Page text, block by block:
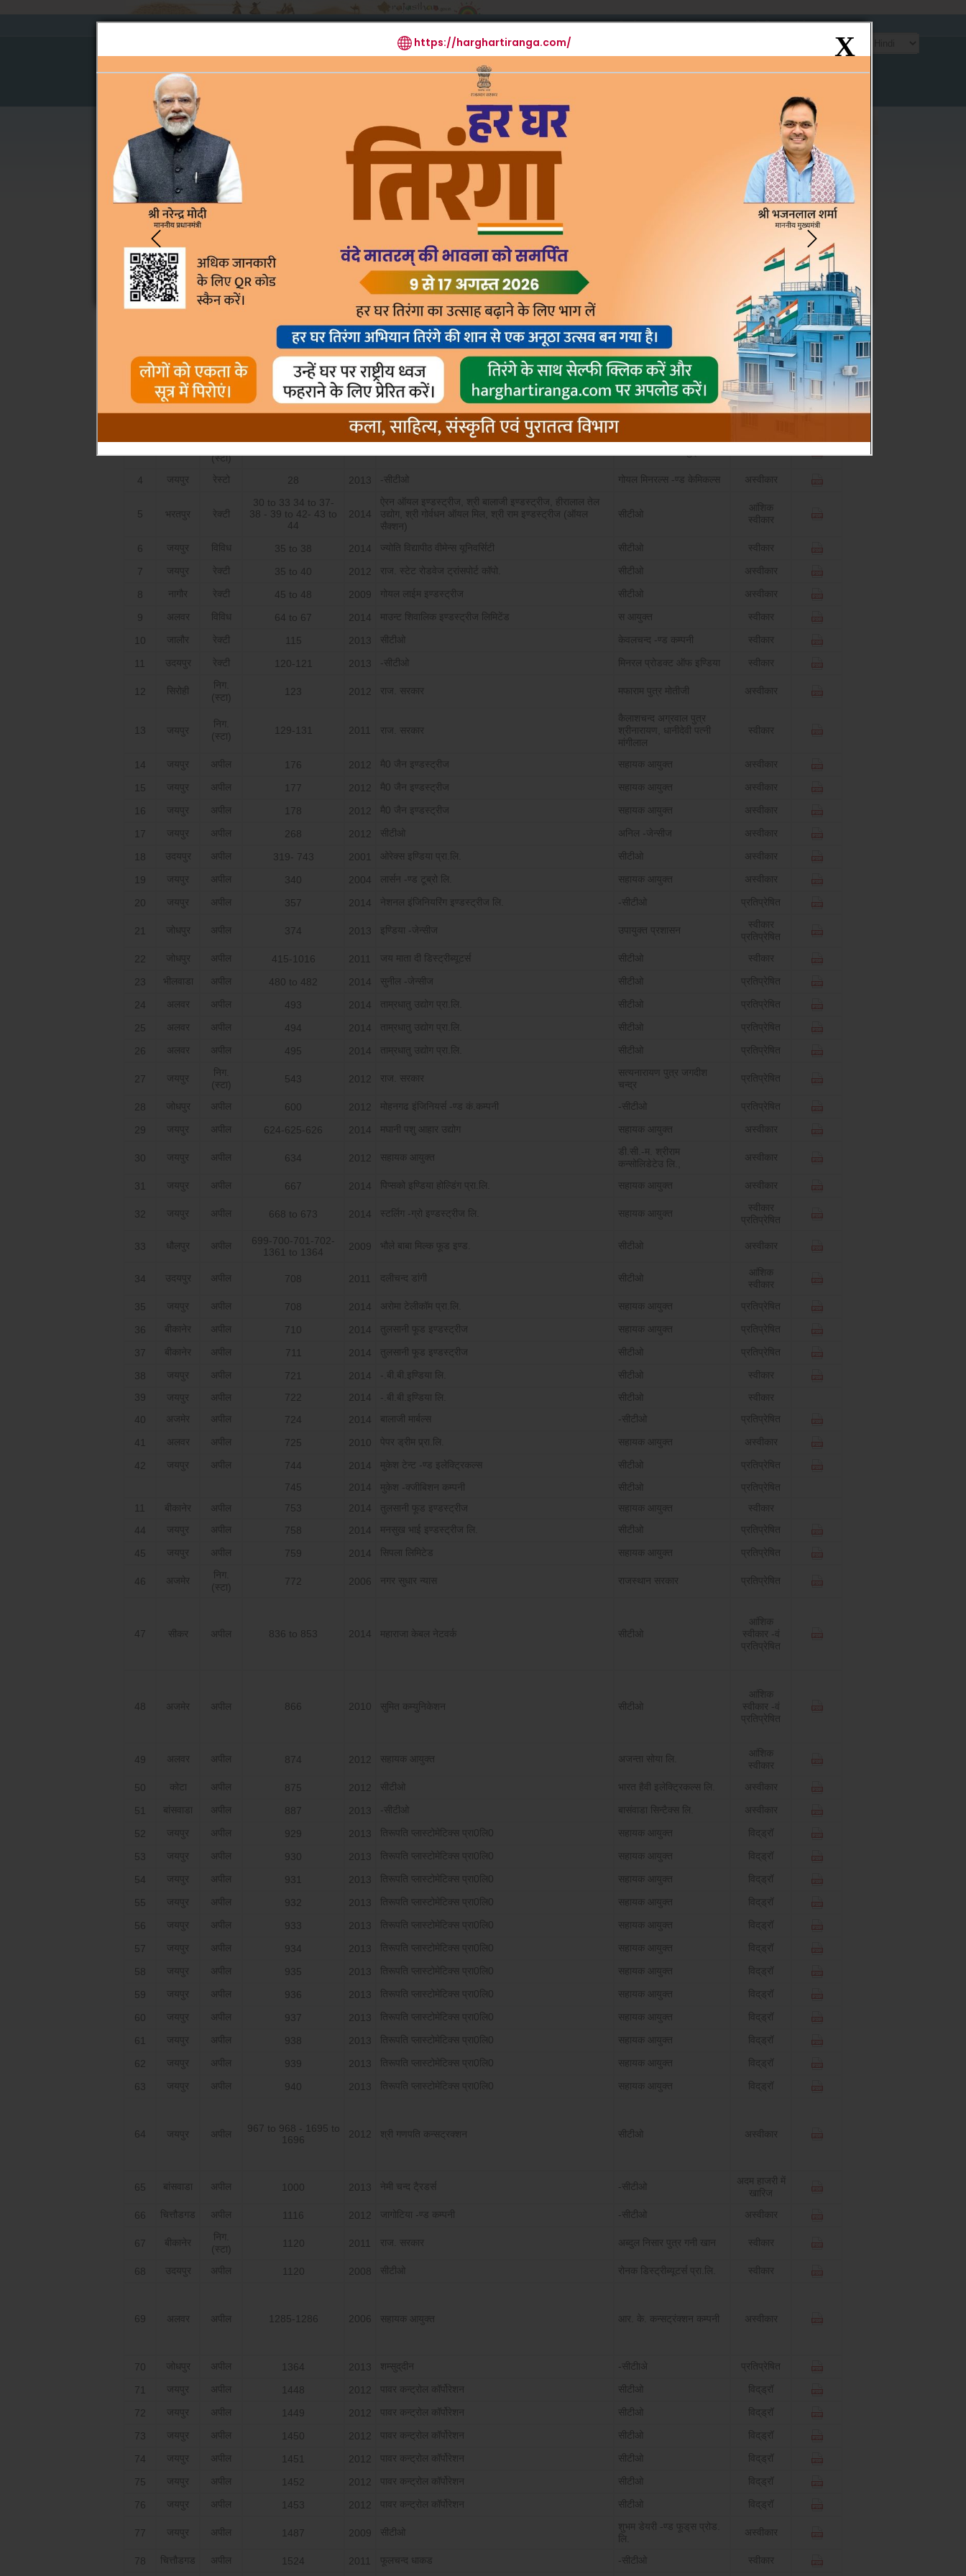
मुखपृष्ठ आर.टी.आई. साइटमैप एफ.ए.क्यू. प्रतिपुष्टि संपर्क
About Board
Judgments Operation
Annual Report Acts/Rules Directory
Home› Pre-Judgments›
क्रम
संख्या
जिल्ला
वाद का
प्रकार
अपील सं. वर्ष अपीलार्थी प्रत्यार्थी निर्णय डाउनलोड
1 जोधपुर अपील 7 2014 इण्डिया -जेन्सी उपायुक्त प्रशासन अस्वीकार
2013 नन्दकिशोर मेहर पुत्र रामनारायण जिला आबकारी अधिकारी
विविध
(स्टा)
4 जयपुर रेस्टो 28 2013 -सीटीओ गोयल मिनरल्स -ण्ड केमिकल्स अस्वीकार
5 भरतपुर रेक्टी
30 to 33 34 to 37-
38 - 39 to 42- 43 to
44
2014
ऐरन ऑयल इण्डस्ट्रीज, श्री बालाजी इण्डस्ट्रीज, हीरालाल तेल
उद्योग, श्री गोर्वधन ऑयल मिल, श्री राम इण्डस्ट्रीज (ऑयल
सैक्शन)
सीटीओ
आंशिक
स्वीकार
6 जयपुर विविध 35 to 38 2014 ज्योति विद्यापीठ वीमेन्स यूनिवर्सिटी सीटीओ स्वीकार
7 जयपुर रेक्टी 35 to 40 2012 राज. स्टेट रोडवेज ट्रांसपोर्ट कॉपो. सीटीओ अस्वीकार
8 नागौर रेक्टी 45 to 48 2009 गोयल लाईम इण्डस्ट्रीज सीटीओ अस्वीकार
9 अलवर विविध 64 to 67 2014 माउन्ट शिवालिक इण्डस्ट्रीज लिमिटेंड स आयुक्त स्वीकार
10 जालौर रेक्टी 115 2013 सीटीओ केवलचन्द -ण्ड कम्पनी स्वीकार
उदयपुर रेक्टी 120-121 2013 -सीटीओ मिनरल प्रोडक्ट ऑफ इण्डिया स्वीकार
12 सिरोही
निग.
(स्टा)
123 2012 राज. सरकार मफाराम पुत्र मोतीजी अस्वीकार
13 जयपुर
निग.
(स्टा)
129-131 2011 राज. सरकार
कैलाशचन्द अग्रवाल पुत्र
श्रीनारायण, धानीदेवी पत्नी
मांगीलाल
स्वीकार
14 जयपुर अपील 176 2012 मै0 जैन इण्डस्ट्रीज सहायक आयुक्त अस्वीकार
15 जयपुर अपील 177 2012 मै0 जैन इण्डस्ट्रीज सहायक आयुक्त अस्वीकार
16 जयपुर अपील 178 2012 मै0 जैन इण्डस्ट्रीज सहायक आयुक्त अस्वीकार
17 जयपुर अपील 268 2012 सीटीओ अनिल -जेन्सीज अस्वीकार
18 उदयपुर अपील 319- 743 2001 ओरेक्स इण्डिया प्रा.लि. सीटीओ अस्वीकार
19 जयपुर अपील 340 2004 लार्सन -ण्ड टूब्रो लि. सहायक आयुक्त अस्वीकार
20 जयपुर अपील 357 2014 नेशनल इंजिनियरिंग इण्डस्ट्रीज लि. -सीटीओ प्रतिप्रेषित
21 जोधपुर अपील 374 2013 इण्डिया -जेन्सीज उपायुक्त प्रशासन
स्वीकार
प्रतिप्रेषित
22
जोधपुर अपील 415-1016 2011 जय माता दी डिस्ट्रीब्यूटर्स सीटीओ स्वीकार
23 भीलवाडा अपील 480 to 482 2014 सुनील -जेन्सीज सीटीओ प्रतिप्रेषित
24 अलवर अपील 493 2014 ताम्रधातु उद्योग प्रा.लि. सीटीओ प्रतिप्रेषित
25 अलवर अपील 494 2014 ताम्रधातु उद्योग प्रा.लि. सीटीओ प्रतिप्रेषित
26 अलवर अपील 495 2014 ताम्रधातु उद्योग प्रा.लि. सीटीओ प्रतिप्रेषित
27 जयपुर
निग.
(स्टा)
543 2012 राज. सरकार
सत्यनारायण पुत्र जगदीश
चन्द्र
प्रतिप्रेषित
28 जोधपुर अपील 600 2012 मोहनगढ इंजिनियर्स -ण्ड कं.कम्पनी -सीटीओ प्रतिप्रेषित
29 जयपुर अपील 624-625-626 2014 मघानी पशु आहार उद्योग सहायक आयुक्त अस्वीकार
30 जयपुर अपील 634 2012 सहायक आयुक्त
डी.सी.-म. श्रीराम
कन्सोलिडेटेउ लि.,
अस्वीकार
31 जयपुर अपील 667 2014 पेिप्सको इण्डिया होल्डिंग प्रा.लि. सहायक आयुक्त अस्वीकार
32 जयपुर अपील 668 to 673 2014 स्टर्लिग -ग्रो इण्डस्ट्रीज लि. सहायक आयुक्त
स्वीकार
प्रतिप्रेषित
33 धौलपुर अपील
699-700-701-702-
1361 to 1364
2009 भौले बाबा मिल्क फूड इण्ड. सीटीओ अस्वीकार
34 उदयपुर अपील 708 2011 दलीचन्द डांगी सीटीओ
आंशिक
स्वीकार
35
जयपुर अपील 708 2014 अरोमा टेलीकॉम प्रा.लि. सहायक आयुक्त प्रतिप्रेषित
36 बीकानेर अपील 710 2014 तुलसानी फूड इण्डस्ट्रीज सहायक आयुक्त प्रतिप्रेषित
37 बीकानेर अपील 711 2014 तुलसानी फूड इण्डस्ट्रीज सीटीओ प्रतिप्रेषित
38 जयपुर अपील 721 2014 -.बी.बी.इण्डिया लि. सीटीओ
स्वीकार
39
जयपुर अपील 722 2014 -.बी.बी.इण्डिया लि. सीटीओ
स्वीकार
40
अजमेर अपील 724 2014 बालाजी मार्बल्स -सीटीओ प्रतिप्रेषित
41 अलवर अपील 725 2010 पेपर ड्रीम प्र्रा.लि. सहायक आयुक्त अस्वीकार
42 जयपुर अपील 744 2014 मुकेश टेन्ट -ण्ड इलेक्ट्रिकल्स सीटीओ
प्रतिप्रेषित
745
2014 मुकेश -क्जीबिशन कम्पनी सीटीओ
प्रतिप्रेषित
बीकानेर अपील 753 2014 तुलसानी फूड इण्डस्ट्रीज सहायक आयुक्त
स्वीकार
44
जयपुर अपील 758 2014 मनसुख भाई इण्डस्ट्रीज लि. सीटीओ प्रतिप्रेषित
45 जयपुर अपील 759 2014 सिपला लिमिटेड सहायक आयुक्त प्रतिप्रेषित
46 अजमेर
निग.
(स्टा)
772 2006 नगर सुधार न्यास राजस्थान सरकार प्रतिप्रेषित
47 सीकर अपील 836 to 853 2014 महाराजा केबल नेटवर्क सीटीओ
आंशिक
स्वीकार -वं
प्रतिप्रेषित
48 अजमेर अपील 866 2010 सुमित कम्युनिकेशन सीटीओ
आंशिक
स्वीकार -वं
प्रतिप्रेषित
49 अलवर अपील 874 2012 सहायक आयुक्त अजन्ता सोया लि.
आंशिक
स्वीकार
50
कोटा अपील 875 2012 सीटीओ भारत हैवी इलेक्ट्रिकल्स लि. अस्वीकार
51 बांसवाडा अपील 887 2013 -सीटीओ बासंवाडा सिन्टैक्स लि. अस्वीकार
52 जयपुर अपील 929 2013 तिरूपति प्लास्टोमेटिक्स प्रा0लि0 सहायक आयुक्त विद्‌ड्रॉ
53 जयपुर अपील 930 2013 तिरूपति प्लास्टोमेटिक्स प्रा0लि0 सहायक आयुक्त विद्‌ड्रॉ
54 जयपुर अपील 931 2013 तिरूपति प्लास्टोमेटिक्स प्रा0लि0 सहायक आयुक्त विद्‌ड्रॉ
55 जयपुर अपील 932 2013 तिरूपति प्लास्टोमेटिक्स प्रा0लि0 सहायक आयुक्त विद्‌ड्रॉ
56 जयपुर अपील 933 2013 तिरूपति प्लास्टोमेटिक्स प्रा0लि0 सहायक आयुक्त विद्‌ड्रॉ
57 जयपुर अपील 934 2013 तिरूपति प्लास्टोमेटिक्स प्रा0लि0 सहायक आयुक्त विद्‌ड्रॉ
58 जयपुर अपील 935 2013 तिरूपति प्लास्टोमेटिक्स प्रा0लि0 सहायक आयुक्त विद्‌ड्रॉ
59 जयपुर अपील 936 2013 तिरूपति प्लास्टोमेटिक्स प्रा0लि0 सहायक आयुक्त विद्‌ड्रॉ
60 जयपुर अपील 937 2013 तिरूपति प्लास्टोमेटिक्स प्रा0लि0 सहायक आयुक्त विद्‌ड्रॉ
61 जयपुर अपील 938 2013 तिरूपति प्लास्टोमेटिक्स प्रा0लि0 सहायक आयुक्त विद्‌ड्रॉ
62 जयपुर अपील 939 2013 तिरूपति प्लास्टोमेटिक्स प्रा0लि0 सहायक आयुक्त विद्‌ड्रॉ
63 जयपुर अपील 940 2013 तिरूपति प्लास्टोमेटिक्स प्रा0लि0 सहायक आयुक्त विद्‌ड्रॉ
64 जयपुर अपील
967 to 968 - 1695 to
1696
2012 श्री गणपति कन्सट्रक्शन सीटीओ अस्वीकार
65 बांसवाडा अपील 1000 2013 नेमी चन्द टै्रडर्स -सीटीओ
अदम हाजरी में
खारिज
66
चित्तौडगड अपील 1116 2012 जागोटिया -ण्ड कम्पनी -सीटीओ अस्वीकार
67 बीकानेर
निग.
(स्टा)
1120 2011 राज. सरकार अब्दुल निसार पुत्र गनी खान स्वीकार
68 उदयपुर अपील 1120 2008 सीटीओ रोनक डिस्ट्रीब्यूटर्स प्रा.लि. स्वीकार
69 अलवर अपील 1285-1286 2006 सहायक आयुक्त आर. के. कन्सट्रंक्शन कम्पनी अस्वीकार
70 जोधपुर अपील 1364 2013 शम्सुद्‌दीन -सीटीाअे प्रतिप्रेषित
71 जयपुर अपील 1448 2012 पावर कन्ट्रोल कॉर्पोरेशन सीटीओ विद्‌ड्रॉ
72 जयपुर अपील 1449 2012 पावर कन्ट्रोल कॉर्पोरेशन सीटीओ विद्‌ड्रॉ
73 जयपुर अपील 1450 2012 पावर कन्ट्रोल कॉर्पोरेशन सीटीओ विद्‌ड्रॉ
74 जयपुर अपील 1451 2012 पावर कन्ट्रोल कॉर्पोरेशन सीटीओ विद्‌ड्रॉ
75 जयपुर अपील 1452 2012 पावर कन्ट्रोल कॉर्पोरेशन सीटीओ विद्‌ड्रॉ
76 जयपुर अपील 1453 2012 पावर कन्ट्रोल कॉर्पोरेशन सीटीओ विद्‌ड्रॉ
77 जयपुर अपील 1487 2009 सीटीओ
शुभम डेयरी -ण्ड फूड्‌स प्रोड.
लि.
अस्वीकार
78 चित्तौडगड अपील 1524 2011 फूलचन्द धाकड -सीटीओ स्वीकार
X